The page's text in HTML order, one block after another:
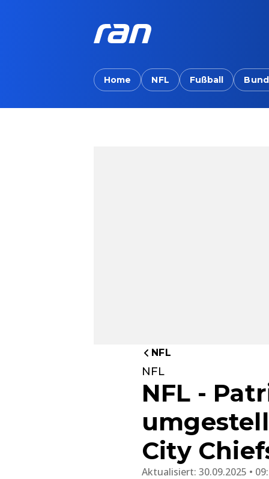
Home NFL Fußball
NFL
NFL
NFL -
City
Aktualisiert: 30.09.2025 •